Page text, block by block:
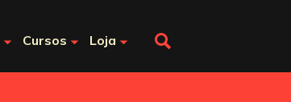
Cursos Loja